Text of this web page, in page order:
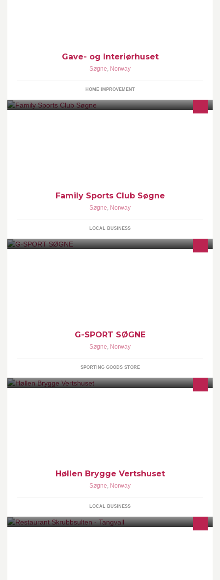
Gave- og Interiørhuset
Søgne, Norway
HOME IMPROVEMENT
Family Sports Club Søgne
Søgne, Norway
LOCAL BUSINESS
G-SPORT SØGNE
Søgne, Norway
SPORTING GOODS STORE
Høllen Brygge Vertshuset
Søgne, Norway
LOCAL BUSINESS